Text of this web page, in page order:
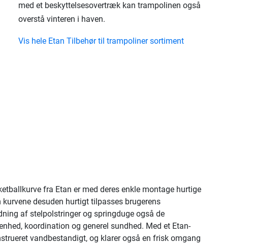
med et beskyttelsesovertræk kan trampolinen også
overstå vinteren i haven.
Vis hele Etan Tilbehør til trampoliner sortiment
fra Etan er med deres enkle montage hurtige
desuden hurtigt tilpasses brugerens
af stelpolstringer og springduge også de
koordination og generel sundhed. Med et Etan-
vandbestandigt, og klarer også en frisk omgang